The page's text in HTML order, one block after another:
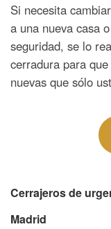
Si necesita
a una nueva casa
seguridad, se lo
cerradura para
nuevas que sólo
Cerrajeros de
Madrid